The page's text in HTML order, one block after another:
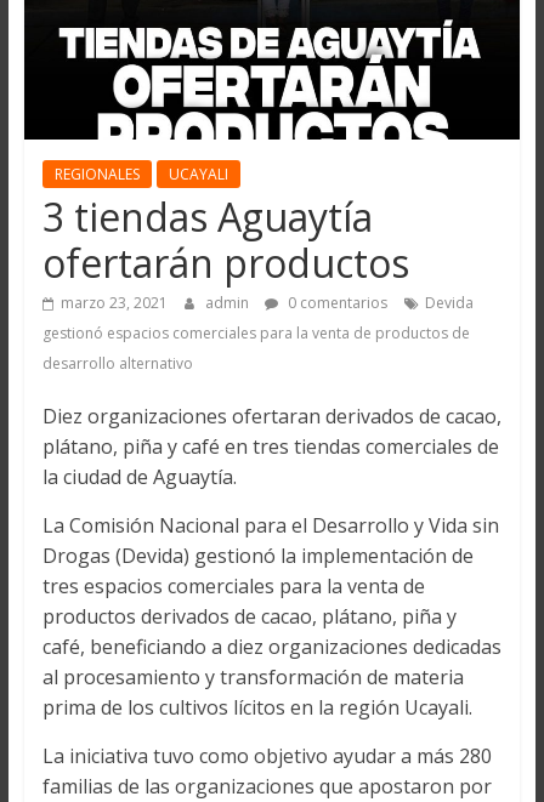
REGIONALES UCAYALI
3 tiendas Aguaytía
ofertarán productos
marzo 23, 2021 admin 0 comentarios
Devida
gestionó espacios comerciales para la venta de productos de
desarrollo alternativo
Diez organizaciones ofertaran derivados de cacao,
plátano, piña y café en tres tiendas comerciales de
la ciudad de Aguaytía.
La Comisión Nacional para el Desarrollo y Vida sin
Drogas (Devida) gestionó la implementación de
tres espacios comerciales para la venta de
productos derivados de cacao, plátano, piña y
café, beneficiando a diez organizaciones dedicadas
al procesamiento y transformación de materia
prima de los cultivos lícitos en la región Ucayali.
La iniciativa tuvo como objetivo ayudar a más 280
familias de las organizaciones que apostaron por